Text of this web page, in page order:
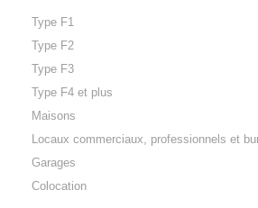
Type F1
Type F2
Type F3
Type F4 et plus
Maisons
Locaux commerciaux, professionnels et
Garages
Colocation